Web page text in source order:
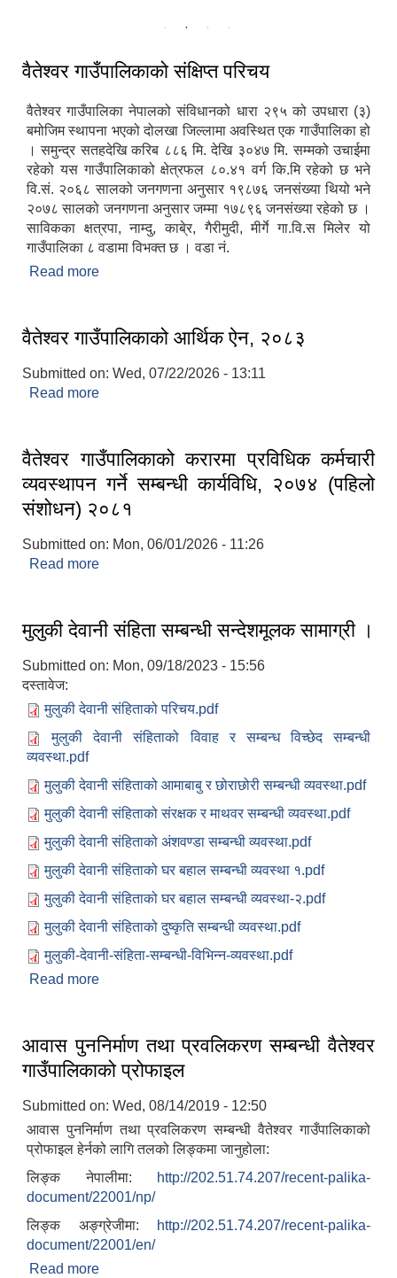
वैतेश्वर गाउँपालिकाको संक्षिप्त परिचय
वैतेश्वर गाउँपालिका नेपालको संविधानको धारा २९५ को उपधारा (३)
बमोजिम स्थापना भएको दोलखा जिल्लामा अवस्थित एक गाउँपालिका हो
। समुन्द्र सतहदेखि करिब ८८६ मि. देखि ३०४७ मि. सम्मको उचाईमा
रहेको यस गाउँपालिकाको क्षेत्रफल ८०.४१ वर्ग कि.मि रहेको छ भने
वि.सं. २०६८ सालको जनगणना अनुसार १९८७६ जनसंख्या थियो भने
२०७८ सालको जनगणना अनुसार जम्मा १७८९६ जनसंख्या रहेको छ ।
साविकका क्षत्रपा, नाम्दु, काबे्र, गैरीमुदी, मीर्गे गा.वि.स मिलेर यो
गाउँपालिका ८ वडामा विभक्त छ । वडा नं.
Read more
वैतेश्वर गाउँपालिकाको आर्थिक ऐन, २०८३
Submitted on: Wed, 07/22/2026 - 13:11
Read more
वैतेश्वर गाउँपालिकाको करारमा प्रविधिक कर्मचारी
व्यवस्थापन गर्ने सम्बन्धी कार्यविधि, २०७४ (पहिलो
संशोधन) २०८१
Submitted on: Mon, 06/01/2026 - 11:26
Read more
मुलुकी देवानी संहिता सम्बन्धी सन्देशमूलक सामाग्री ।
Submitted on: Mon, 09/18/2023 - 15:56
दस्तावेज:
मुलुकी देवानी संहिताको परिचय.pdf
मुलुकी देवानी संहिताको विवाह र सम्बन्ध विच्छेद सम्बन्धी
व्यवस्था.pdf
मुलुकी देवानी संहिताको आमाबाबु र छोराछोरी सम्बन्धी व्यवस्था.pdf
मुलुकी देवानी संहिताको संरक्षक र माथवर सम्बन्धी व्यवस्था.pdf
मुलुकी देवानी संहिताको अंशवण्डा सम्बन्धी व्यवस्था.pdf
मुलुकी देवानी संहिताको घर बहाल सम्बन्धी व्यवस्था १.pdf
मुलुकी देवानी संहिताको घर बहाल सम्बन्धी व्यवस्था-२.pdf
मुलुकी देवानी संहिताको दुष्कृति सम्बन्धी व्यवस्था.pdf
मुलुकी-देवानी-संहिता-सम्बन्धी-विभिन्न-व्यवस्था.pdf
Read more
आवास पुननिर्माण तथा प्रवलिकरण सम्बन्धी वैतेश्वर
गाउँपालिकाको प्रोफाइल
Submitted on: Wed, 08/14/2019 - 12:50
आवास पुननिर्माण तथा प्रवलिकरण सम्बन्धी वैतेश्वर गाउँपालिकाको
प्रोफाइल हेर्नको लागि तलको लिङ्कमा जानुहोला:
लिङ्क नेपालीमा:
http://202.51.74.207/recent-palika-
document/22001/np/
लिङ्क अङ्ग्रेजीमा:
http://202.51.74.207/recent-palika-
document/22001/en/
Read more